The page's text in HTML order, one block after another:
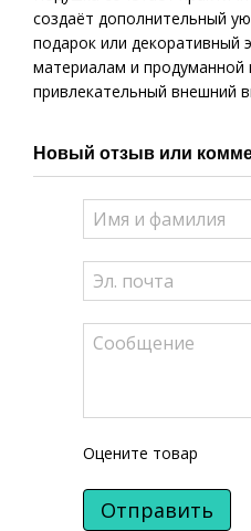
создаёт дополнительный
подарок или декоративный
материалам и продуманной
привлекательный внешний
Новый отзыв или
Оцените товар
Отправить